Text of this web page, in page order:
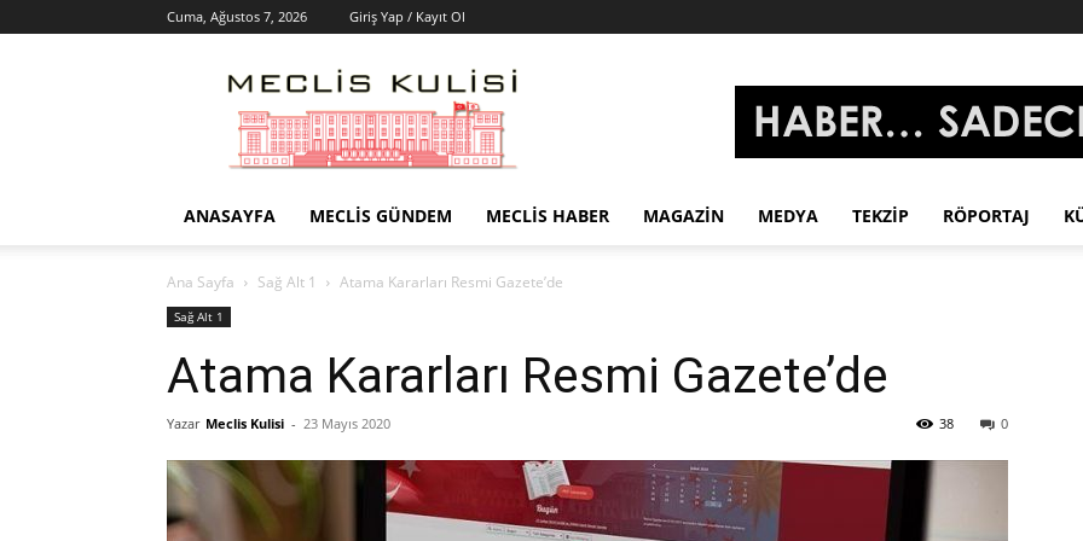
Cuma, Ağustos 7, 2026 Giriş Yap / Kayıt Ol
Meclis
Kulisi
–
Haber
ANASAYFA
MECLIS GÜNDEM MECLIS HABER MAGAZIN MEDYA TEKZIP RÖPORTAJ
Ana Sayfa Sağ Alt 1 Atama Kararları Resmi Gazete’de
Sağ Alt 1
Atama Kararları Resmi Gazete’de
Yazar Meclis Kulisi - 23 Mayıs 2020 0
38